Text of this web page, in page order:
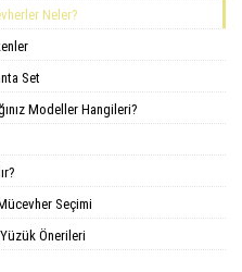
Neler?
Set
Modeller Hangileri?
Seçimi
Önerileri